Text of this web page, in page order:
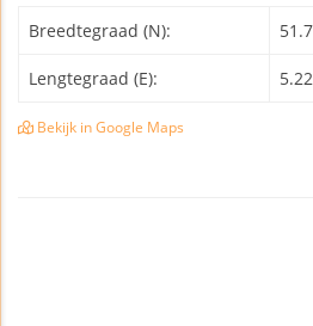
Breedtegraad (N):
Lengtegraad (E):
Bekijk in Google Maps